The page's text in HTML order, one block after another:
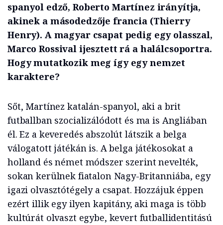
spanyol edző, Roberto Martínez irányítja,
akinek a másodedzője francia (Thierry
Henry). A magyar csapat pedig egy olasszal,
Marco Rossival ijesztett rá a halálcsoportra.
Hogy mutatkozik meg így egy nemzet
karaktere?
Sőt, Martínez katalán-spanyol, aki a brit
futballban szocializálódott és ma is Angliában
él. Ez a keveredés abszolút látszik a belga
válogatott játékán is. A belga játékosokat a
holland és német módszer szerint nevelték,
sokan kerülnek fiatalon Nagy-Britanniába, egy
igazi olvasztótégely a csapat. Hozzájuk éppen
ezért illik egy ilyen kapitány, aki maga is több
kultúrát olvaszt egybe, kevert futballidentitású